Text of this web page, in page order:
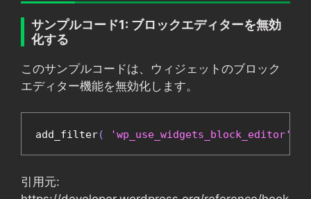
サンプルコード1: ブロックエディターを無効
化する
このサンプルコードは、ウィジェットのブロック
エディター機能を無効化します。
add_filter( 'wp_use_widgets_block_editor'
引用元: